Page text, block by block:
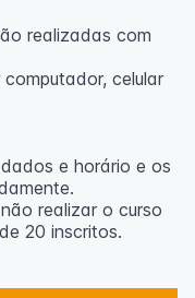
realizadas com
celular
e horário e os
realizar o curso
20 inscritos.